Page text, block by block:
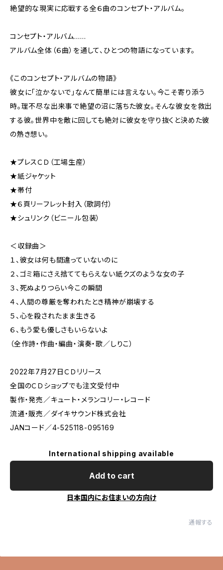
絶望的な現実に応戦する全６曲のコンセプト・アルバム。
コンセプト・アルバム……
アルバム全体（６曲）を通して、ひとつの物語になっています。
《このコンセプト・アルバムの物語》
彼女に「泣かないで」なんて簡単には言えない。今こそ寄り添う
時。理不尽な出来事で絶望の沼に落ちた彼女。そんな彼女を救出
する彼。世界中を敵に回しても絶対に彼女を守り抜くと決めた彼
の熱き想い。
★プレスＣＤ（工場生産）
★紙ジャケット
★帯付
★６頁リーフレット封入（歌詞付）
★シュリンク（ビニール包装）
＜収録曲＞
１、彼女は何も間違っていないのに
２、ゴミ箱にさえ捨ててもらえない紙クズのような女の子
３、死ぬよりつらい今この瞬間
４、人間の尊厳を奪われたとき精神が崩壊する
５、心を殺されたまま生きる
６、もう愛も優しさもいらないよ
（全作詩・作曲・編曲・演奏・歌／しりこ）
2022年7月27日ＣＤリリース
全国のＣＤショップでも注文受付中
製作・発売／キュート・メランコリー・レコード
流通・販売／ダイキサウンド株式会社
JANコード／4-525118-095169
International shipping available
Add to cart
日本国内にお住まいの方向け
通報する